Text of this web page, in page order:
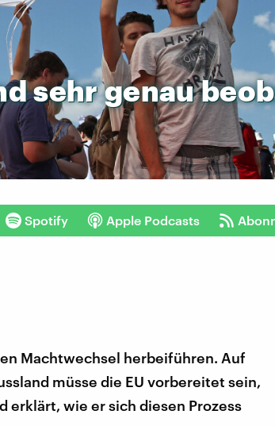
sehrgenau
Spotify Apple Podcasts
Machtwechsel herbeiführen. Auf
müsse die EU vorbereitet sein,
erklärt, wie er sich diesen Prozess